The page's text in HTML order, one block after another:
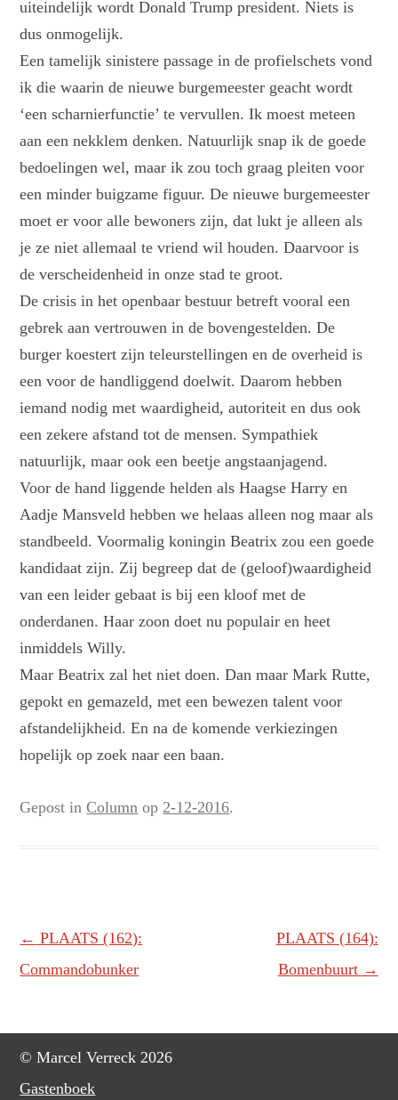
uiteindelijk wordt Donald Trump president. Niets is
dus onmogelijk.
Een tamelijk sinistere passage in de profielschets vond
ik die waarin de nieuwe burgemeester geacht wordt
‘een scharnierfunctie’ te vervullen. Ik moest meteen
aan een nekklem denken. Natuurlijk snap ik de goede
bedoelingen wel, maar ik zou toch graag pleiten voor
een minder buigzame figuur. De nieuwe burgemeester
moet er voor alle bewoners zijn, dat lukt je alleen als
je ze niet allemaal te vriend wil houden. Daarvoor is
de verscheidenheid in onze stad te groot.
De crisis in het openbaar bestuur betreft vooral een
gebrek aan vertrouwen in de bovengestelden. De
burger koestert zijn teleurstellingen en de overheid is
een voor de handliggend doelwit. Daarom hebben
iemand nodig met waardigheid, autoriteit en dus ook
een zekere afstand tot de mensen. Sympathiek
natuurlijk, maar ook een beetje angstaanjagend.
Voor de hand liggende helden als Haagse Harry en
Aadje Mansveld hebben we helaas alleen nog maar als
standbeeld. Voormalig koningin Beatrix zou een goede
kandidaat zijn. Zij begreep dat de (geloof)waardigheid
van een leider gebaat is bij een kloof met de
onderdanen. Haar zoon doet nu populair en heet
inmiddels Willy.
Maar Beatrix zal het niet doen. Dan maar Mark Rutte,
gepokt en gemazeld, met een bewezen talent voor
afstandelijkheid. En na de komende verkiezingen
hopelijk op zoek naar een baan.
Gepost inColumn op 2-12-2016.
Berichtnavigatie
← PLAATS (162):
Commandobunker
PLAATS (164):
Bomenbuurt →
© Marcel Verreck 2026
Gastenboek